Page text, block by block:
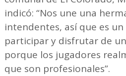
indicó: “Nos une una
intendentes, así que es
participar y disfrutar de
porque los jugadores
que son profesionales”.